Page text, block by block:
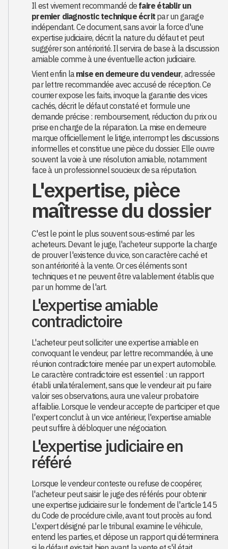
Il est vivement recommandé de faire établir un
premier diagnostic technique écrit par un garage
indépendant. Ce document, sans avoir la force d'une
expertise judiciaire, décrit la nature du défaut et peut
suggérer son antériorité. Il servira de base à la discussion
amiable comme à une éventuelle action judiciaire.
Vient enfin lamise en demeure du vendeur, adressée
par lettre recommandée avec accusé de réception. Ce
courrier expose les faits, invoque la garantie des vices
cachés, décrit le défaut constaté et formule une
demande précise : remboursement, réduction du prix ou
prise en charge de la réparation. La mise en demeure
marque officiellement le litige, interrompt les discussions
informelles et constitue une pièce du dossier. Elle ouvre
souvent la voie à une résolution amiable, notamment
face à un professionnel soucieux de sa réputation.
L'expertise, pièce
maîtresse du dossier
C'est le point le plus souvent sous-estimé par les
acheteurs. Devant le juge, l'acheteur supporte la charge
de prouver l'existence du vice, son caractère caché et
son antériorité à la vente. Or ces éléments sont
techniques et ne peuvent être valablement établis que
par un homme de l'art.
L'expertise amiable
contradictoire
L'acheteur peut solliciter une expertise amiable en
convoquant le vendeur, par lettre recommandée, à une
réunion contradictoire menée par un expert automobile.
Le caractère contradictoire est essentiel : un rapport
établi unilatéralement, sans que le vendeur ait pu faire
valoir ses observations, aura une valeur probatoire
affaiblie. Lorsque le vendeur accepte de participer et que
l'expert conclut à un vice antérieur, l'expertise amiable
peut suffire à débloquer une négociation.
L'expertise judiciaire en
référé
Lorsque le vendeur conteste ou refuse de coopérer,
l'acheteur peut saisir le juge des référés pour obtenir
une expertise judiciaire sur le fondement de l'article 145
du Code de procédure civile, avant tout procès au fond.
L'expert désigné par le tribunal examine le véhicule,
entend les parties, et dépose un rapport qui déterminera